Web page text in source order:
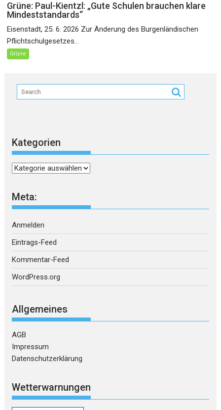
Grüne: Paul-Kientzl: „Gute Schulen brauchen klare
Mindeststandards“
Eisenstadt, 25. 6. 2026 Zur Änderung des Burgenländischen
Pflichtschulgesetzes...
Grüne
Kategorien
Kategorien
Meta:
Anmelden
Eintrags-Feed
Kommentar-Feed
WordPress.org
Allgemeines
AGB
Impressum
Datenschutzerklärung
Wetterwarnungen